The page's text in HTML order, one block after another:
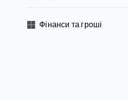
Фінанси та гроші